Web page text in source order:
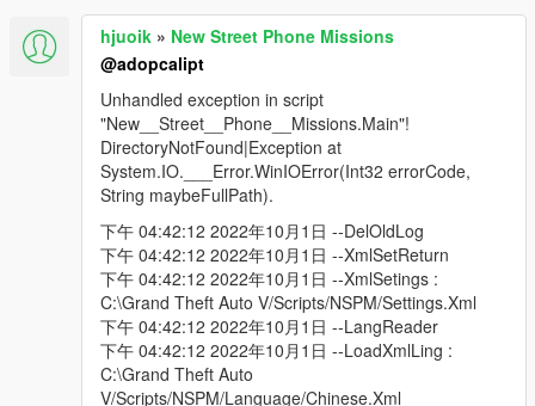
hjuoik » New Street Phone Missions
@adopcalipt
Unhandled exception in script
"New__Street__Phone__Missions.Main"!
DirectoryNotFound|Exception at
System.IO.___Error.WinIOError(Int32 errorCode,
String maybeFullPath).
下午 04:42:12 2022年10月1日 --DelOldLog
下午 04:42:12 2022年10月1日 --XmlSetReturn
下午 04:42:12 2022年10月1日 --XmlSetings :
C:\Grand Theft Auto V/Scripts/NSPM/Settings.Xml
下午 04:42:12 2022年10月1日 --LangReader
下午 04:42:12 2022年10月1日 --LoadXmlLing :
C:\Grand Theft Auto
V/Scripts/NSPM/Language/Chinese.Xml